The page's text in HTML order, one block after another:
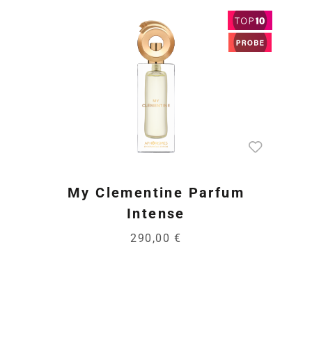
My Clementine Parfum
Intense
290,00 €